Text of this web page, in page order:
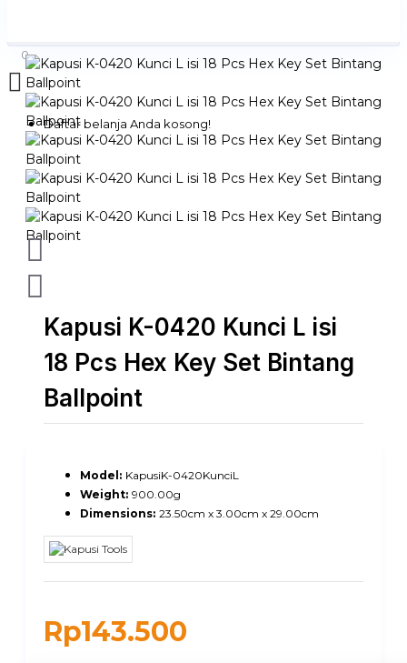
0
Daftar belanja Anda kosong!
Kapusi K-0420 Kunci L isi
18 Pcs Hex Key Set Bintang
Ballpoint
Rp143.500
Model: KapusiK-0420KunciL
Weight: 900.00g
Dimensions: 23.50cm x 3.00cm x 29.00cm